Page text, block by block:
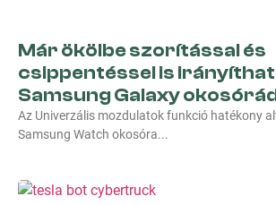
Már ökölbe szorítással és
csippentéssel is
Samsung Galaxy
Az Univerzális mozdulatok funkció hatékony
Samsung Watch okosóra